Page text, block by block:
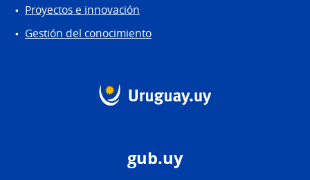
Proyectos e innovación
Gestión del conocimiento
gub.uy